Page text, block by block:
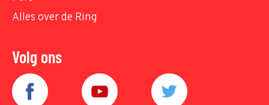
Alles over de Ring
Volg ons